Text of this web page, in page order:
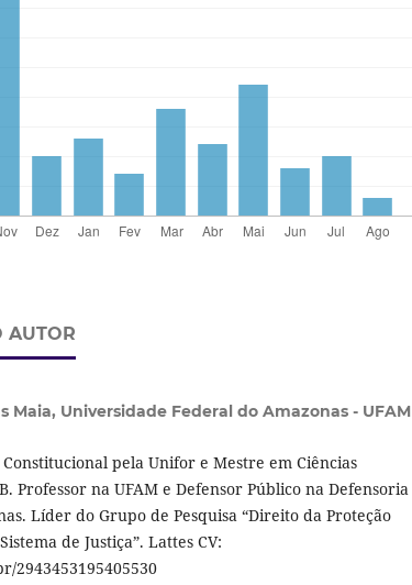
AUTOR
Maia, Universidade Federal do Amazonas - UFAM
pela Unifor e Mestre em Ciências
Professor na UFAM e Defensor Público na Defensoria
Líder do Grupo de Pesquisa “Direito da Proteção
de Justiça”. Lattes CV:
2943453195405530